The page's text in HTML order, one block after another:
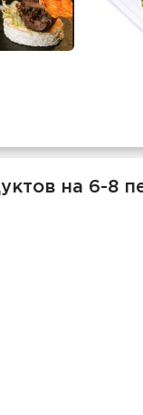
на 6-8